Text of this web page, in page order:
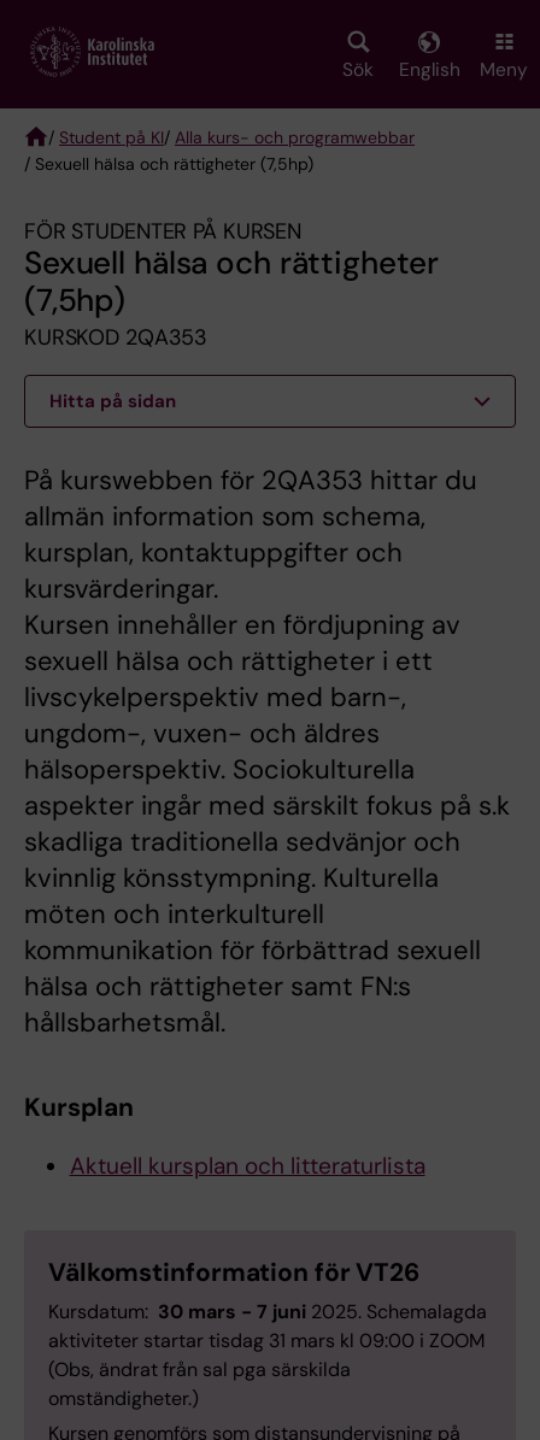
main
Sök English Meny
Breadcrumb
/ Student på KI/ Alla kurs- och programwebbar
/ Sexuell hälsa och rättigheter (7,5hp)
FÖR STUDENTER PÅ KURSEN
Sexuell hälsa och rättigheter
(7,5hp)
KURSKOD 2QA353
Hitta på sidan
På kurswebben för 2QA353 hittar du
allmän information som schema,
kursplan, kontaktuppgifter och
kursvärderingar.
Kursen innehåller en fördjupning av
sexuell hälsa och rättigheter i ett
livscykelperspektiv med barn-,
ungdom-, vuxen- och äldres
hälsoperspektiv. Sociokulturella
aspekter ingår med särskilt fokus på s.k
skadliga traditionella sedvänjor och
kvinnlig könsstympning. Kulturella
möten och interkulturell
kommunikation för förbättrad sexuell
hälsa och rättigheter samt FN:s
hållsbarhetsmål.
Kursplan
Aktuell kursplan och litteraturlista
Välkomstinformation för VT26
Kursdatum: 30 mars - 7 juni 2025. Schemalagda
aktiviteter startar tisdag 31 mars kl 09:00 i ZOOM
(Obs, ändrat från sal pga särskilda
omständigheter.)
Kursen genomförs som distansundervisning på